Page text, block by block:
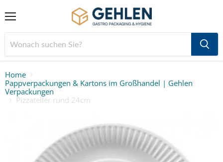
Home
Pappverpackungen & Kartons im Großhandel | Gehlen
Verpackungen
Pizzateller rund 24cm